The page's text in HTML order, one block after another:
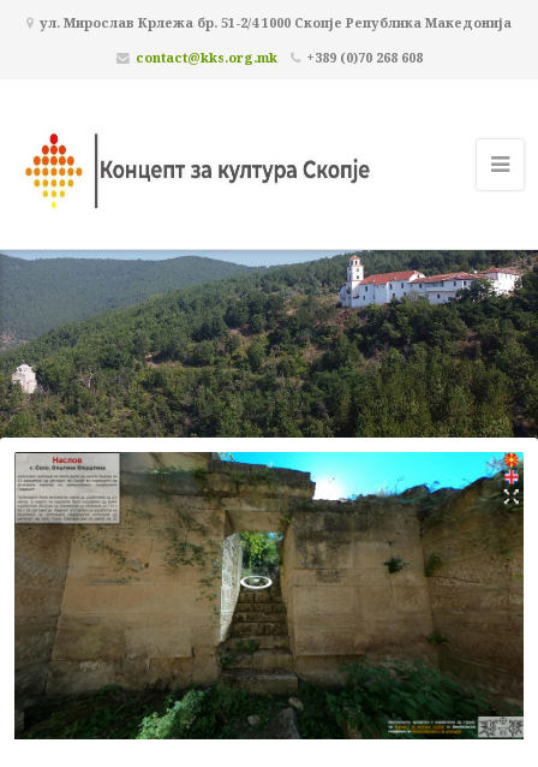
ул. Мирослав Крлежа бр. 51-2/4 1000 Скопје Република Македонија
contact@kks.org.mk
+389 (0)70 268 608